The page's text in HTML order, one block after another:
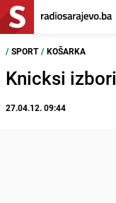
/ SPORT / KOŠARKA
Knicksi
27.04.12. 09:44